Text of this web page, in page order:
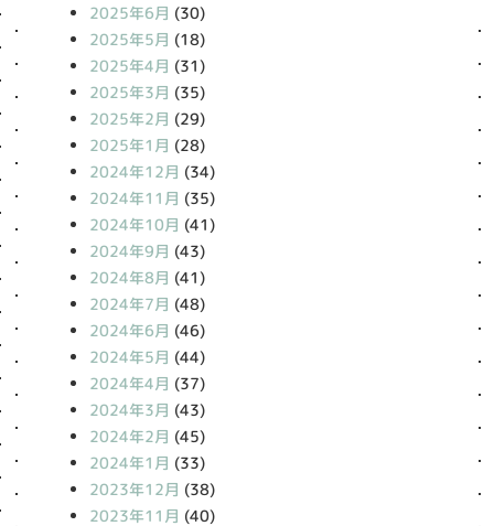
2025年6月 (30)
2025年5月 (18)
2025年4月 (31)
2025年3月 (35)
2025年2月 (29)
2025年1月 (28)
2024年12月 (34)
2024年11月 (35)
2024年10月 (41)
2024年9月 (43)
2024年8月 (41)
2024年7月 (48)
2024年6月 (46)
2024年5月 (44)
2024年4月 (37)
2024年3月 (43)
2024年2月 (45)
2024年1月 (33)
2023年12月 (38)
2023年11月 (40)